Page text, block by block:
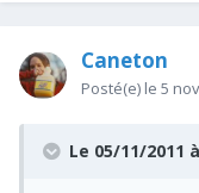
Caneton
Posté(e) le 5
Le 05/11/2011